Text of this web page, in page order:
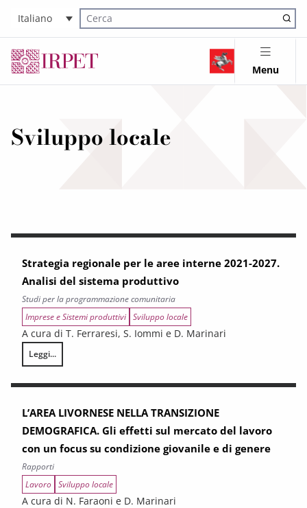
Italiano
Cerca nel sito
Menu
Sviluppo locale
Strategia regionale per le aree interne 2021-2027.
Analisi del sistema produttivo
Studi per la programmazione comunitaria
Imprese e Sistemi produttivi Sviluppo locale
A cura di T. Ferraresi, S. Iommi e D. Marinari
Leggi...
Strategia regionale per le aree interne 2021-2027. Analisi del sistema
L’AREA LIVORNESE NELLA TRANSIZIONE
DEMOGRAFICA. Gli effetti sul mercato del lavoro
con un focus su condizione giovanile e di genere
Rapporti
Lavoro Sviluppo locale
A cura di N. Faraoni e D. Marinari